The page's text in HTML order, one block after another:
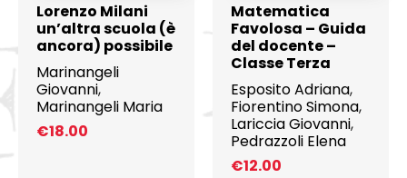
Lorenzo Milani
un’altra scuola (è
ancora) possibile
Marinangeli
Giovanni,
Marinangeli Maria
€18.00
Matematica
Favolosa – Guida
del docente –
Classe Terza
Esposito Adriana,
Fiorentino Simona,
Lariccia Giovanni,
Pedrazzoli Elena
€12.00